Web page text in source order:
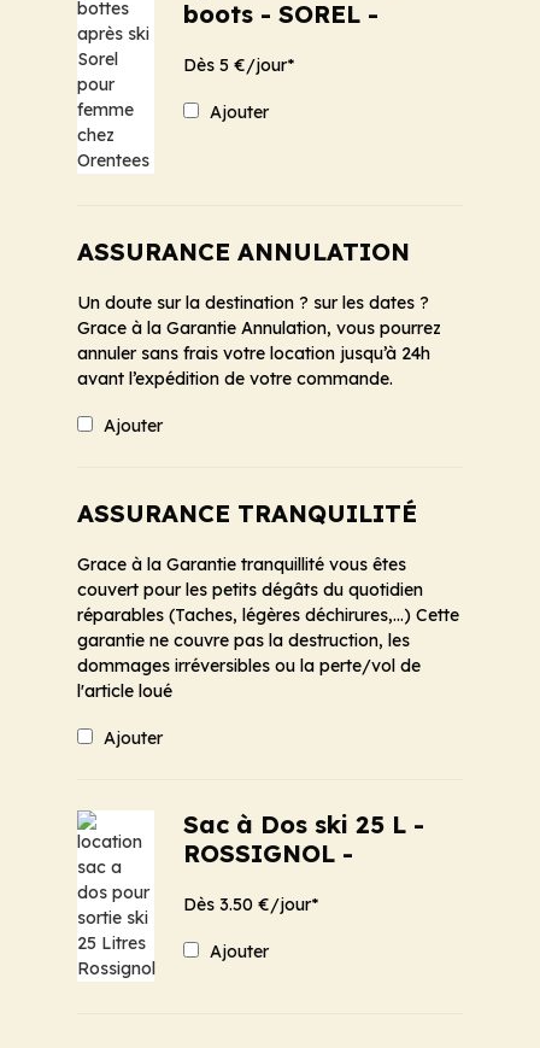
boots - SOREL -
Dès 5 €/jour*
Ajouter
ASSURANCE ANNULATION
Un doute sur la destination ? sur les dates ?
Grace à la Garantie Annulation, vous pourrez
annuler sans frais votre location jusqu’à 24h
avant l’expédition de votre commande.
Ajouter
ASSURANCE TRANQUILITÉ
Grace à la Garantie tranquillité vous êtes
couvert pour les petits dégâts du quotidien
réparables (Taches, légères déchirures,...) Cette
garantie ne couvre pas la destruction, les
dommages irréversibles ou la perte/vol de
l'article loué
Ajouter
Sac à Dos ski 25 L -
ROSSIGNOL -
Dès 3.50 €/jour*
Ajouter